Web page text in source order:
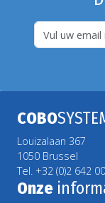
COBO
Louizalaan 367
1050 Brussel
Tel. +32 (0)2 642
Onze